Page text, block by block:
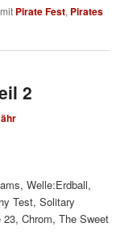
Pirate Fest, Pirates
2
Welle:Erdball,
Test, Solitary
Chrom, The Sweet